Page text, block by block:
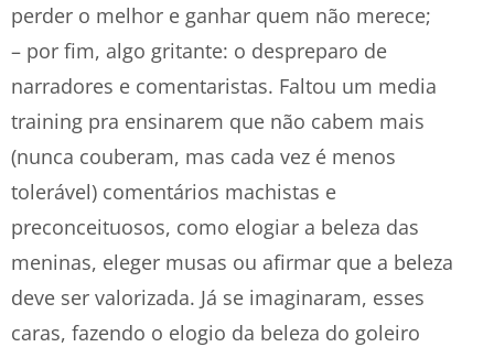
perder o melhor e ganhar quem não merece;
– por fim, algo gritante: o despreparo de
narradores e comentaristas. Faltou um media
training pra ensinarem que não cabem mais
(nunca couberam, mas cada vez é menos
tolerável) comentários machistas e
preconceituosos, como elogiar a beleza das
meninas, eleger musas ou afirmar que a beleza
deve ser valorizada. Já se imaginaram, esses
caras, fazendo o elogio da beleza do goleiro